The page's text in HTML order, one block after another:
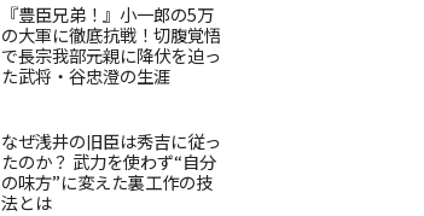
『豊臣兄弟！』小一郎の5万
の大軍に徹底抗戦！切腹覚悟
で長宗我部元親に降伏を迫っ
た武将・谷忠澄の生涯
なぜ浅井の旧臣は秀吉に従っ
たのか？ 武力を使わず“自分
の味方”に変えた裏工作の技
法とは